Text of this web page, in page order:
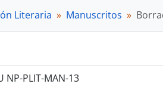
Literaria Manuscritos
NP-PLIT-MAN-13